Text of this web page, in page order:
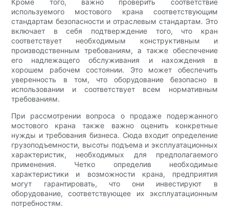
Кроме того, важно проверить соответствие
используемого мостового крана соответствующим
стандартам безопасности и отраслевым стандартам. Это
включает в себя подтверждение того, что кран
соответствует необходимым конструктивным и
производственным требованиям, а также обеспечение
его надлежащего обслуживания и нахождения в
хорошем рабочем состоянии. Это может обеспечить
уверенность в том, что оборудование безопасно в
использовании и соответствует всем нормативным
требованиям.
При рассмотрении вопроса о продаже подержанного
мостового крана также важно оценить конкретные
нужды и требования бизнеса. Сюда входит определение
грузоподъемности, высоты подъема и эксплуатационных
характеристик, необходимых для предполагаемого
применения. Четко определив необходимые
характеристики и возможности крана, предприятия
могут гарантировать, что они инвестируют в
оборудование, соответствующее их эксплуатационным
потребностям.